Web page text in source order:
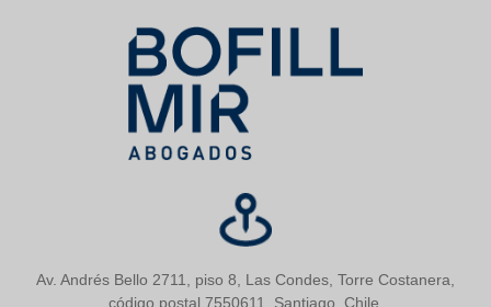
Av. Andrés Bello 2711, piso 8, Las Condes, Torre Costanera,
código postal 7550611, Santiago, Chile.